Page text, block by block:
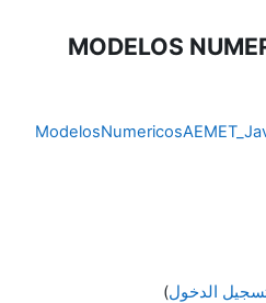
MODELOS
الدخول)